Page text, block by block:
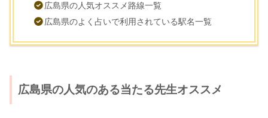
広島県の人気オススメ路線一覧
広島県のよく占いで利用されている駅名一覧
広島県の人気のある当たる先生オススメ